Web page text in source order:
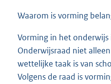
Waarom is vorming
Vorming in het onderwijs
Onderwijsraad niet
wettelijke taak is van
Volgens de raad is